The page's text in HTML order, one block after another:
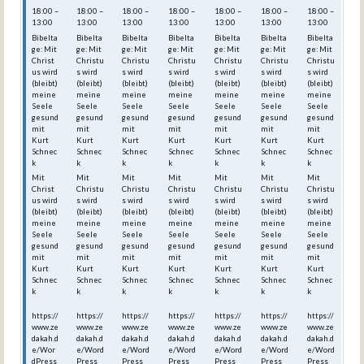
18:00 –
13:00
Bibelta
ge: Mit
Christ
us wird
(bleibt)
meine
Seele
gesund
mit
Kurt
Schnec
k
Mit
Christ
us wird
(bleibt)
meine
Seele
gesund
mit
Kurt
Schnec
k
https://
www.ze
dakah.d
e/Wor
dPress
18:00 –
13:00
Bibelta
ge: Mit
Christu
s wird
(bleibt)
meine
Seele
gesund
mit
Kurt
Schnec
k
Mit
Christu
s wird
(bleibt)
meine
Seele
gesund
mit
Kurt
Schnec
k
https://
www.ze
dakah.d
e/Word
Press_
18:00 –
13:00
Bibelta
ge: Mit
Christu
s wird
(bleibt)
meine
Seele
gesund
mit
Kurt
Schnec
k
Mit
Christu
s wird
(bleibt)
meine
Seele
gesund
mit
Kurt
Schnec
k
https://
www.ze
dakah.d
e/Word
Press_
18:00 –
13:00
Bibelta
ge: Mit
Christu
s wird
(bleibt)
meine
Seele
gesund
mit
Kurt
Schnec
k
Mit
Christu
s wird
(bleibt)
meine
Seele
gesund
mit
Kurt
Schnec
k
https://
www.ze
dakah.d
e/Word
Press_
18:00 –
13:00
Bibelta
ge: Mit
Christu
s wird
(bleibt)
meine
Seele
gesund
mit
Kurt
Schnec
k
Mit
Christu
s wird
(bleibt)
meine
Seele
gesund
mit
Kurt
Schnec
k
https://
www.ze
dakah.d
e/Word
Press_
18:00 –
13:00
Bibelta
ge: Mit
Christu
s wird
(bleibt)
meine
Seele
gesund
mit
Kurt
Schnec
k
Mit
Christu
s wird
(bleibt)
meine
Seele
gesund
mit
Kurt
Schnec
k
https://
www.ze
dakah.d
e/Word
Press_
18:00 –
13:00
Bibelta
ge: Mit
Christu
s wird
(bleibt)
meine
Seele
gesund
mit
Kurt
Schnec
k
Mit
Christu
s wird
(bleibt)
meine
Seele
gesund
mit
Kurt
Schnec
k
https://
www.ze
dakah.d
e/Word
Press_